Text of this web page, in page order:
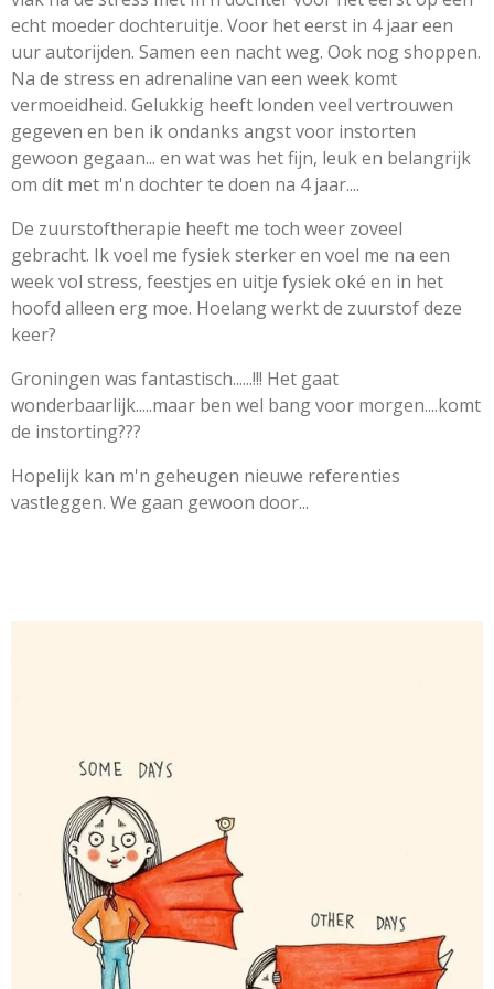
echt moeder dochteruitje. Voor het eerst in 4 jaar een
uur autorijden. Samen een nacht weg. Ook nog shoppen.
Na de stress en adrenaline van een week komt
vermoeidheid. Gelukkig heeft londen veel vertrouwen
gegeven en ben ik ondanks angst voor instorten
gewoon gegaan... en wat was het fijn, leuk en belangrijk
om dit met m'n dochter te doen na 4 jaar....
De zuurstoftherapie heeft me toch weer zoveel
gebracht. Ik voel me fysiek sterker en voel me na een
week vol stress, feestjes en uitje fysiek oké en in het
hoofd alleen erg moe. Hoelang werkt de zuurstof deze
keer?
Groningen was fantastisch......!!! Het gaat
wonderbaarlijk.....maar ben wel bang voor morgen....komt
de instorting???
Hopelijk kan m'n geheugen nieuwe referenties
vastleggen. We gaan gewoon door...